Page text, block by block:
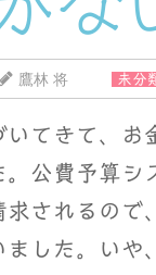
鷹林 将 未分
てきて、お
。公費予算シ
求されるので
ました。いや